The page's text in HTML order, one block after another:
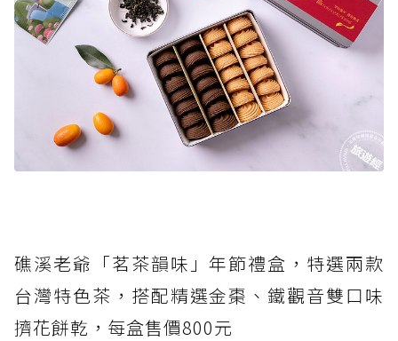
礁溪老爺「茗茶韻味」年節禮盒，特選兩款
台灣特色茶，搭配精選金棗、鐵觀音雙口味
擠花餅乾，每盒售價800元